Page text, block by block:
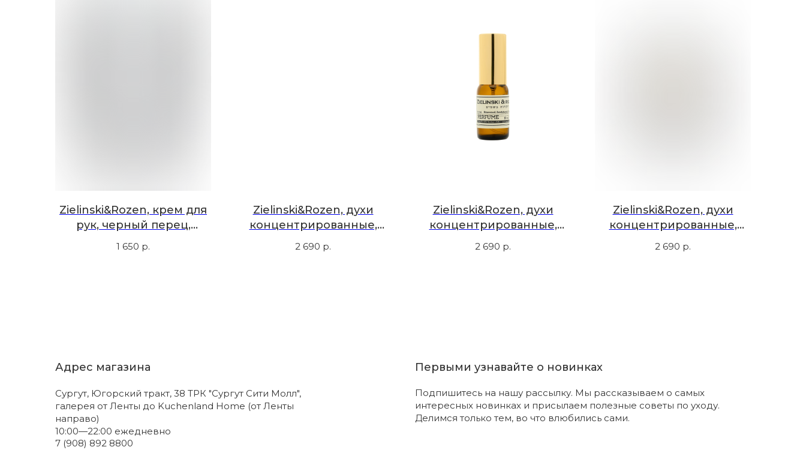
Zielinski&Rozen, крем для
рук, черный перец,
ветивер, нероли, амбра,
50 мл
1 650 р.
Zielinski&Rozen, духи
концентрированные,
вайт бленд, 10 мл
2 690 р.
Zielinski&Rozen, духи
концентрированные,
палисандр, сандал, кедр,
10 мл
2 690 р.
Zielinski&Rozen, духи
концентрированные,
ветивер, мускус, 10 мл
2 690 р.
Адрес магазина
Сургут, Югорский тракт, 38 ТРК "Сургут Сити Молл",
галерея от Ленты до Kuchenland Home (от Ленты
направо)
10:00—22:00 ежедневно
Первыми узнавайте о новинках
Подпишитесь на нашу рассылку. Мы рассказываем о самых
интересных новинках и присылаем полезные советы по уходу.
Делимся только тем, во что влюбились сами.
7 (908) 892 8800